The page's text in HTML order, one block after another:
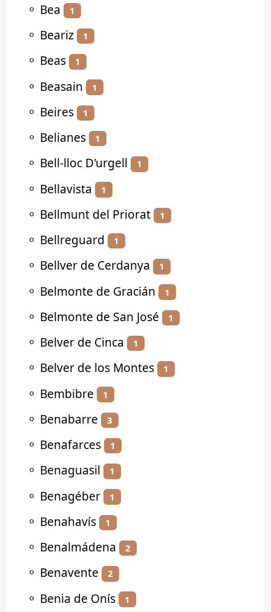
⚬ Bea 1
⚬ Beariz 1
⚬ Beas 1
⚬ Beasain 1
⚬ Beires 1
⚬ Belianes 1
⚬ Bell-lloc D'urgell 1
⚬ Bellavista 1
⚬ Bellmunt del Priorat 1
⚬ Bellreguard 1
⚬ Bellver de Cerdanya 1
⚬ Belmonte de Gracián 1
⚬ Belmonte de San José 1
⚬ Belver de Cinca 1
⚬ Belver de los Montes 1
⚬ Bembibre 1
⚬ Benabarre 3
⚬ Benafarces 1
⚬ Benaguasil 1
⚬ Benagéber 1
⚬ Benahavís 1
⚬ Benalmádena 2
⚬ Benavente 2
⚬ Benia de Onís 1